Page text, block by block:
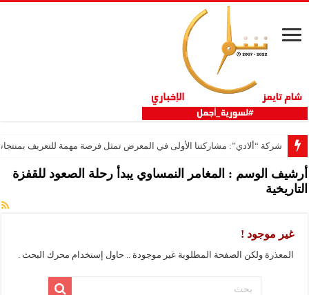
شركة “ألادي”: مشاركتنا الأولى في المعرض تمثل فرصة مهمة للتعريف
أرشيف الوسم : المغامر النمساوي يبدأ رحلة الصعود للقفزة
التاريخية
غير موجود !
المعذرة ولكن الصفحة المطلوبة غير موجودة .. حاول إستخدام محرك البحث .